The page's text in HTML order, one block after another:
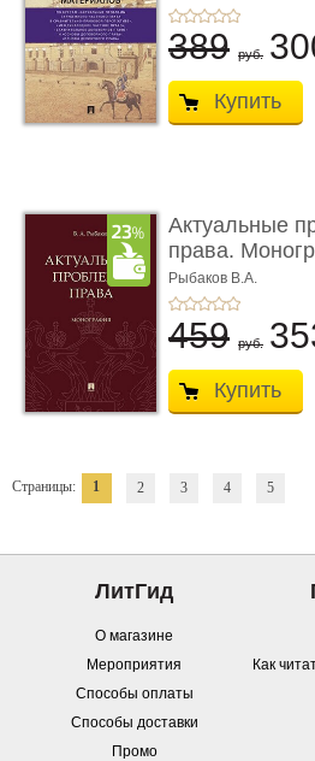
389 руб.
Купить
Актуальные
права.
Рыбаков В.А.
459 руб.
Купить
Страницы: 1 2 3 4 5
ЛитГид
О магазине
Мероприятия
Способы оплаты
Способы доставки
Промо
Как